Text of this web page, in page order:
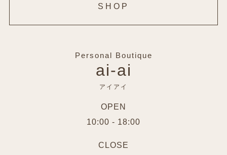
SHOP
Personal Boutique
ai-ai
アイアイ
OPEN
10:00 - 18:00
CLOSE